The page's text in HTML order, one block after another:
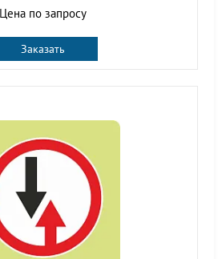
Цена по запросу
Заказать